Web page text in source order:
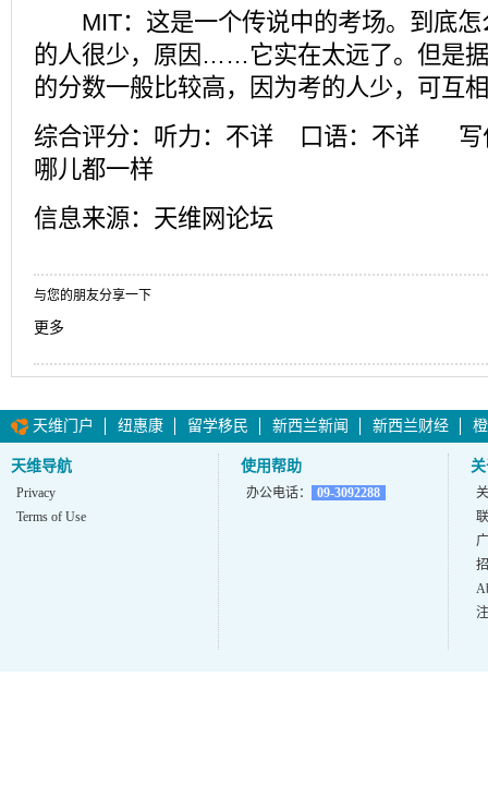
MIT：这是一个传说中的考场。到底怎
的人很少，原因……它实在太远了。但是
的分数一般比较高，因为考的人少，可互
综合评分：听力：不详 口语：不详 写
哪儿都一样
信息来源：天维网论坛
与您的朋友分享一下
更多
天维门户 纽惠康 留学移民 新西兰新闻 新西兰财经
天维导航
Privacy
Terms of Use
使用帮助
办公电话： 09-3092288